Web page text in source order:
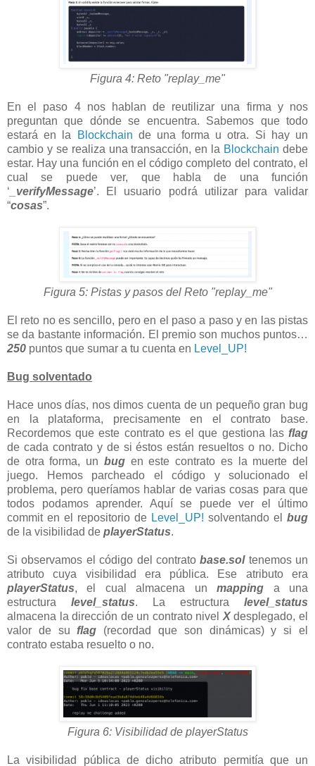
Figura 4: Reto "replay_me"
En el paso 4 nos hablan de reutilizar una firma y nos
preguntan que dónde se encuentra. Sabemos que todo
estará en la
Blockchain de una forma u otra. Si hay un
cambio y se realiza una transacción, en la Blockchain debe
estar. Hay una función en el código completo del contrato, el
cual se puede ver, que habla de una función
‘ _verifyMessage’. El usuario podrá utilizar para validar
“cosas”.
Figura 5: Pistas y pasos del Reto "replay_me"
El reto no es sencillo, pero en el paso a paso y en las pistas
se da bastante información. El premio son muchos puntos…
250 puntos que sumar a tu cuenta en Level_UP!
Bug solventado
Hace unos días, nos dimos cuenta de un pequeño gran bug
en la plataforma, precisamente en el contrato base.
Recordemos que este contrato es el que gestiona las flag
de cada contrato y de si éstos están resueltos o no. Dicho
de otra forma, un bugen este contrato es la muerte del
juego. Hemos parcheado el código y solucionado el
problema, pero queríamos hablar de varias cosas para que
todos podamos aprender. Aquí se puede ver el último
commit en el repositorio de Level_UP! solventando el bug
de la visibilidad de playerStatus.
Si observamos el código del contratobase.soltenemos un
atributo cuya visibilidad era pública. Ese atributo era
playerStatus, el cual almacena unmapping a una
estructura level_status. La estructura level_status
almacena la dirección de un contrato nivel Xdesplegado, el
valor de suflag (recordad que son dinámicas) y si el
contrato estaba resuelto o no.
Figura 6: Visibilidad de playerStatus
La visibilidad pública de dicho atributo permitía que un